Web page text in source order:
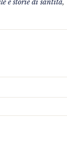
e storie di santità,